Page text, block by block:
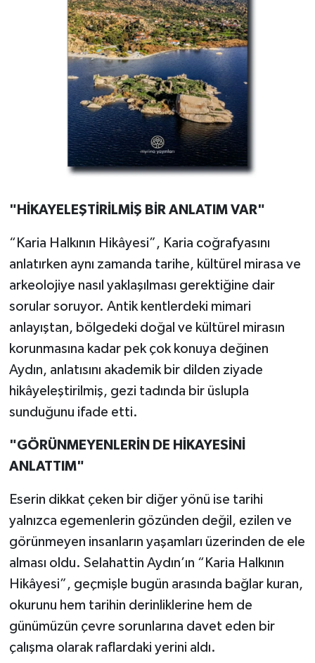
"HİKAYELEŞTİRİLMİŞ BİR ANLATIM VAR"
“Karia Halkının Hikâyesi”, Karia coğrafyasını
anlatırken aynı zamanda tarihe, kültürel mirasa ve
arkeolojiye nasıl yaklaşılması gerektiğine dair
sorular soruyor. Antik kentlerdeki mimari
anlayıştan, bölgedeki doğal ve kültürel mirasın
korunmasına kadar pek çok konuya değinen
Aydın, anlatısını akademik bir dilden ziyade
hikâyeleştirilmiş, gezi tadında bir üslupla
sunduğunu ifade etti.
"GÖRÜNMEYENLERİN DE HİKAYESİNİ
ANLATTIM"
Eserin dikkat çeken bir diğer yönü ise tarihi
yalnızca egemenlerin gözünden değil, ezilen ve
görünmeyen insanların yaşamları üzerinden de ele
alması oldu. Selahattin Aydın’ın “Karia Halkının
Hikâyesi”, geçmişle bugün arasında bağlar kuran,
okurunu hem tarihin derinliklerine hem de
günümüzün çevre sorunlarına davet eden bir
çalışma olarak raflardaki yerini aldı.
MUĞLA
UŞAK
YURT